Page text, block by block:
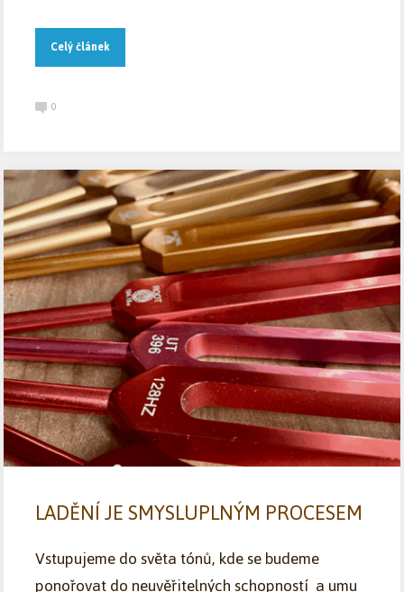
Celý článek
0
LADĚNÍ JE SMYSLUPLNÝM PROCESEM
Vstupujeme do světa tónů, kde se budeme